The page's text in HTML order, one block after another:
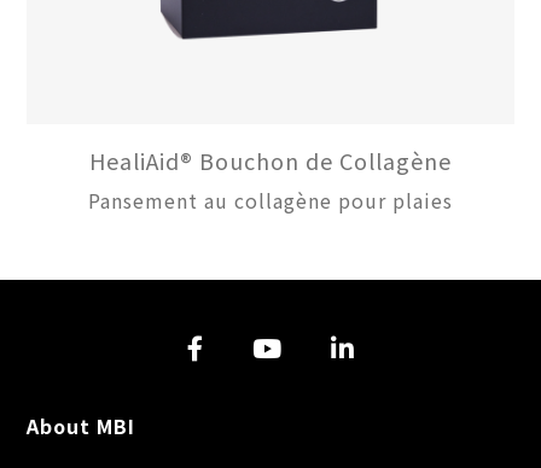
HealiAid® Bouchon de Collagène
Pansement au collagène pour plaies
About MBI